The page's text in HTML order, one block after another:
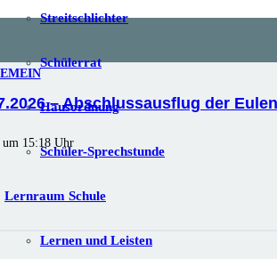
Streitschlichter
Schülerrat
Hausordnung
Schüler-Sprechstunde
Lernraum Schule
Lernen und Leisten
– Abschlussausflug der
um 15:18 Uhr